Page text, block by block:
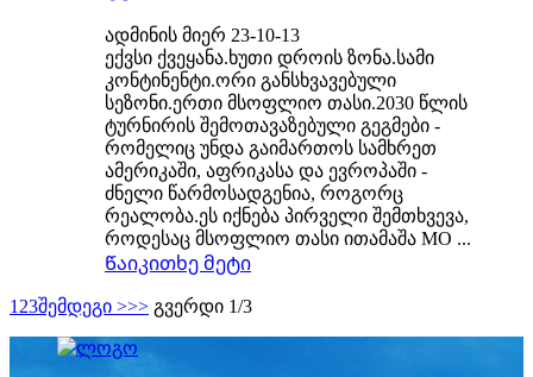
ადმინის მიერ 23-10-13
ექვსი ქვეყანა.ხუთი დროის ზონა.სამი
კონტინენტი.ორი განსხვავებული
სეზონი.ერთი მსოფლიო თასი.2030 წლის
ტურნირის შემოთავაზებული გეგმები -
რომელიც უნდა გაიმართოს სამხრეთ
ამერიკაში, აფრიკასა და ევროპაში -
ძნელი წარმოსადგენია, როგორც
რეალობა.ეს იქნება პირველი შემთხვევა,
როდესაც მსოფლიო თასი ითამაშა MO ...
Წაიკითხე მეტი
1 23შემდეგი >>> გვერდი 1/3